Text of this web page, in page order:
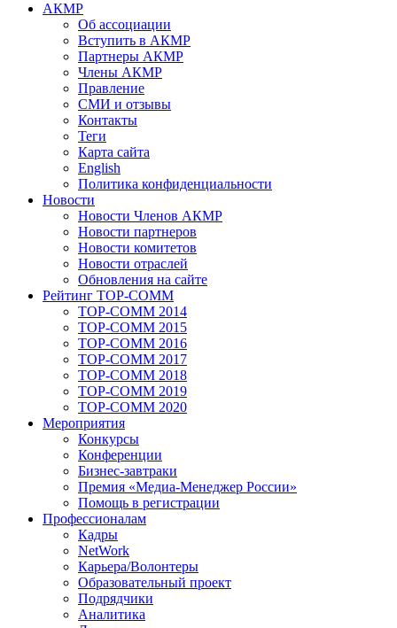
АКМР
Об ассоциации
Вступить в АКМР
Партнеры АКМР
Члены АКМР
Правление
СМИ и отзывы
Контакты
Теги
Карта сайта
English
Политика конфиденциальности
Новости
Новости Членов АКМР
Новости партнеров
Новости комитетов
Новости отраслей
Обновления на сайте
Рейтинг TOP-COMM
TOP-COMM 2014
TOP-COMM 2015
TOP-COMM 2016
TOP-COMM 2017
TOP-COMM 2018
TOP-COMM 2019
TOP-COMM 2020
Мероприятия
Конкурсы
Конференции
Бизнес-завтраки
Премия «Медиа-Менеджер России»
Помощь в регистрации
Профессионалам
Кадры
NetWork
Карьера/Волонтеры
Образовательный проект
Подрядчики
Аналитика